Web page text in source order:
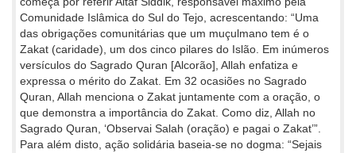
Comunidade Islâmica do Sul do Tejo, acrescentando: “Uma
das obrigações comunitárias que um muçulmano tem é o
Zakat (caridade), um dos cinco pilares do Islão. Em inúmeros
versículos do Sagrado Quran [Alcorão], Allah enfatiza e
expressa o mérito do Zakat. Em 32 ocasiões no Sagrado
Quran, Allah menciona o Zakat juntamente com a oração, o
que demonstra a importância do Zakat. Como diz, Allah no
Sagrado Quran, ‘Observai Salah (oração) e pagai o Zakat’”.
Para além disto, ação solidária baseia-se no dogma: “Sejais